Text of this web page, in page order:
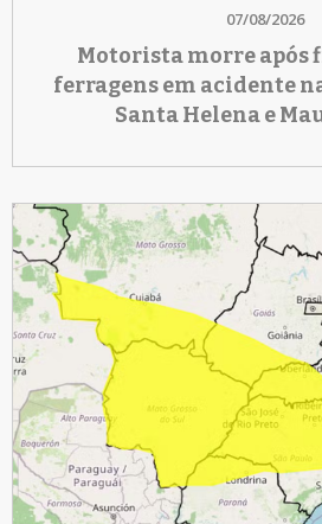
07/08/2026
Motorista morre após
ferragens em acidente
Santa Helena e